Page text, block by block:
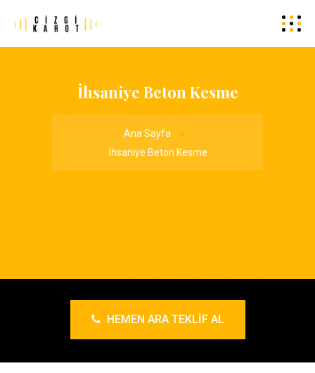
İhsaniye Beton Kesme
Ana Sayfa
İhsaniye Beton Kesme
HEMEN ARA TEKLIF AL